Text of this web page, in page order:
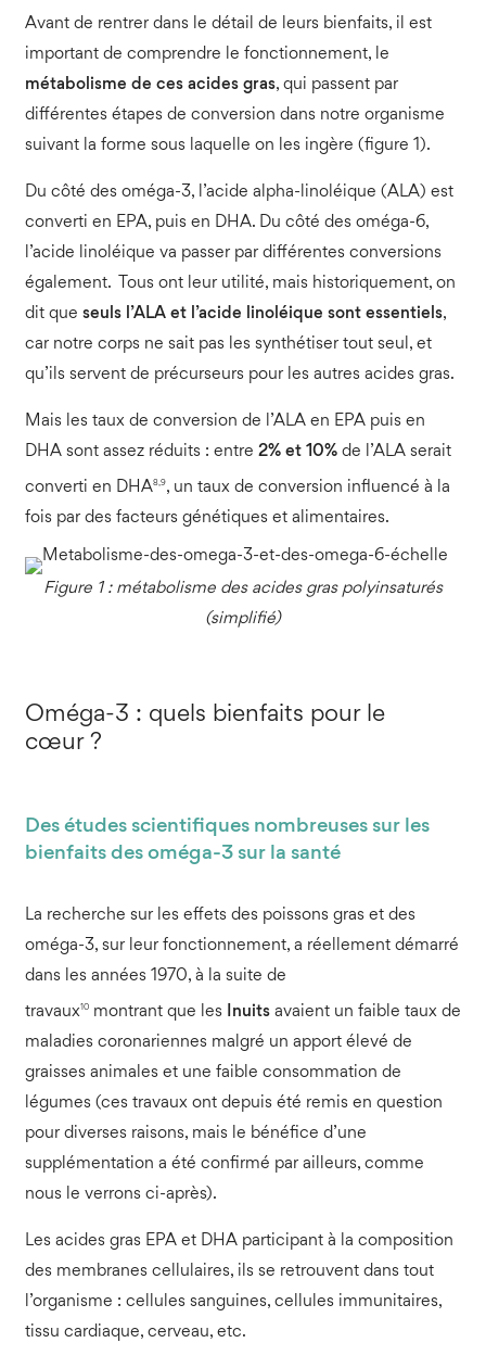
Avant de rentrer dans le détail de leurs bienfaits, il est
important de comprendre le fonctionnement, le
métabolisme de ces acides gras, qui passent par
différentes étapes de conversion dans notre organisme
suivant la forme sous laquelle on les ingère (figure 1).
Du côté des oméga-3, l’acide alpha-linoléique (ALA) est
converti en EPA, puis en DHA. Du côté des oméga-6,
l’acide linoléique va passer par différentes conversions
également. Tous ont leur utilité, mais historiquement, on
dit que seuls l’ALA et l’acide linoléique sont essentiels,
car notre corps ne sait pas les synthétiser tout seul, et
qu’ils servent de précurseurs pour les autres acides gras.
Mais les taux de conversion de l’ALA en EPA puis en
DHA sont assez réduits : entre 2% et 10% de l’ALA serait
converti en DHA8,9, un taux de conversion influencé à la
fois par des facteurs génétiques et alimentaires.
Figure 1 : métabolisme des acides gras polyinsaturés
(simplifié)
Oméga-3 : quels bienfaits pour le
cœur ?
Des études scientifiques nombreuses sur les
bienfaits des oméga-3 sur la santé
La recherche sur les effets des poissons gras et des
oméga-3, sur leur fonctionnement, a réellement démarré
dans les années 1970, à la suite de
travaux10montrant que les Inuitsavaient un faible taux de
maladies coronariennes malgré un apport élevé de
graisses animales et une faible consommation de
légumes (ces travaux ont depuis été remis en question
pour diverses raisons, mais le bénéfice d’une
supplémentation a été confirmé par ailleurs, comme
nous le verrons ci-après).
Les acides gras EPA et DHA participant à la composition
des membranes cellulaires, ils se retrouvent dans tout
l’organisme : cellules sanguines, cellules immunitaires,
tissu cardiaque, cerveau, etc.